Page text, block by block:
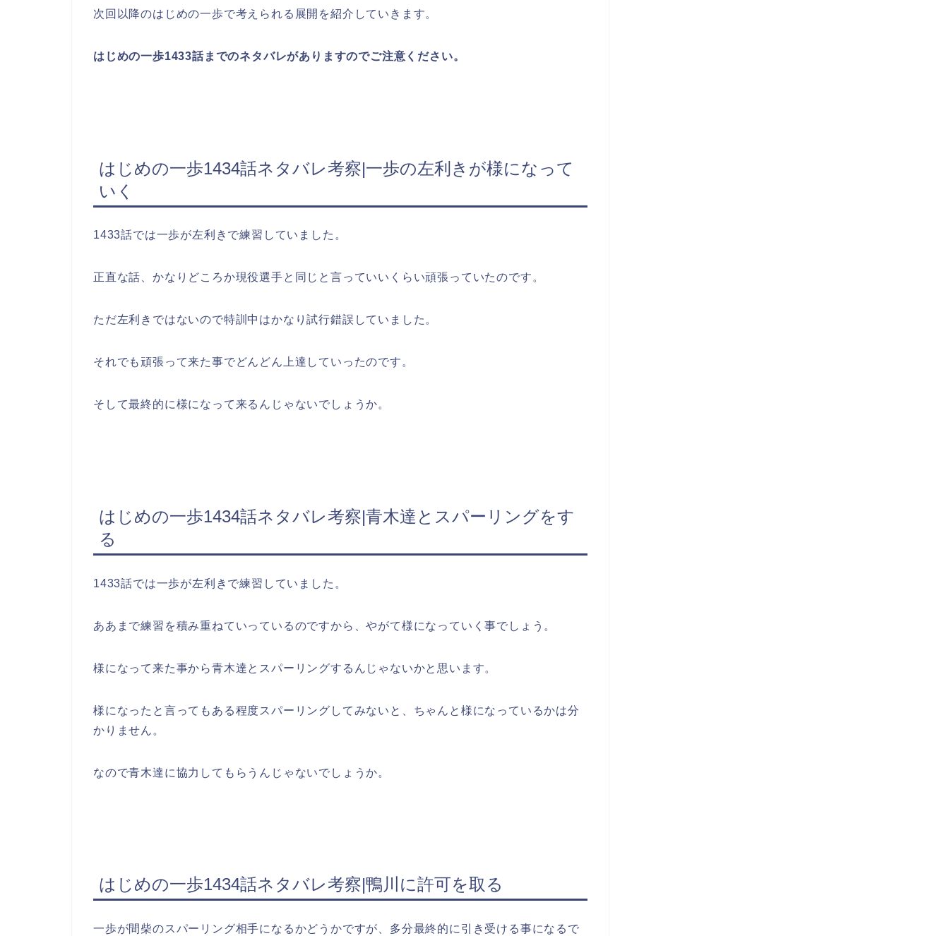
次回以降のはじめの一歩で考えられる展開を紹介していきます。
はじめの一歩1433話までのネタバレがありますのでご注意ください。
はじめの一歩1434話ネタバレ考察|一歩の左利きが様になって
いく
1433話では一歩が左利きで練習していました。
正直な話、かなりどころか現役選手と同じと言っていいくらい頑張っていたのです。
ただ左利きではないので特訓中はかなり試行錯誤していました。
それでも頑張って来た事でどんどん上達していったのです。
そして最終的に様になって来るんじゃないでしょうか。
はじめの一歩1434話ネタバレ考察|青木達とスパーリングをす
る
1433話では一歩が左利きで練習していました。
ああまで練習を積み重ねていっているのですから、やがて様になっていく事でしょう。
様になって来た事から青木達とスパーリングするんじゃないかと思います。
様になったと言ってもある程度スパーリングしてみないと、ちゃんと様になっているかは分
かりません。
なので青木達に協力してもらうんじゃないでしょうか。
はじめの一歩1434話ネタバレ考察|鴨川に許可を取る
一歩が間柴のスパーリング相手になるかどうかですが、多分最終的に引き受ける事になるで